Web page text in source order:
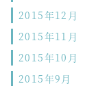
2015年12月
2015年11月
2015年10月
2015年9月